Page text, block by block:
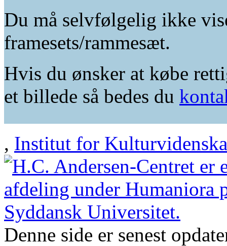
Du må selvfølgelig ikke
framesets/rammesæt.
Hvis du ønsker at købe
et billede så bedes du
, Institut for
Denne side er senest